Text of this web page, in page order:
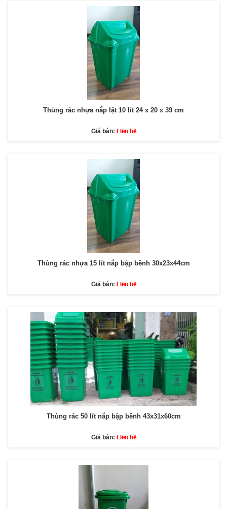
Thùng rác nhựa nắp lật 10 lít 24 x 20 x 39 cm
Giá bán: Liên hệ
Thùng rác nhựa 15 lít nắp bập bênh 30x23x44cm
Giá bán: Liên hệ
Thùng rác 50 lít nắp bập bênh 43x31x60cm
Giá bán: Liên hệ